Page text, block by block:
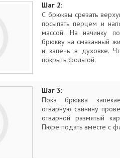
Шаг 2:
С брюквы срезать
посыпать перцем и
массой. На начинку
брюкву на смазанный
и запечь в духовке.
покрыть фольгой.
Шаг 3:
Пока брюква
отварную свинину
отварной размятый
Пюре подать вместе с